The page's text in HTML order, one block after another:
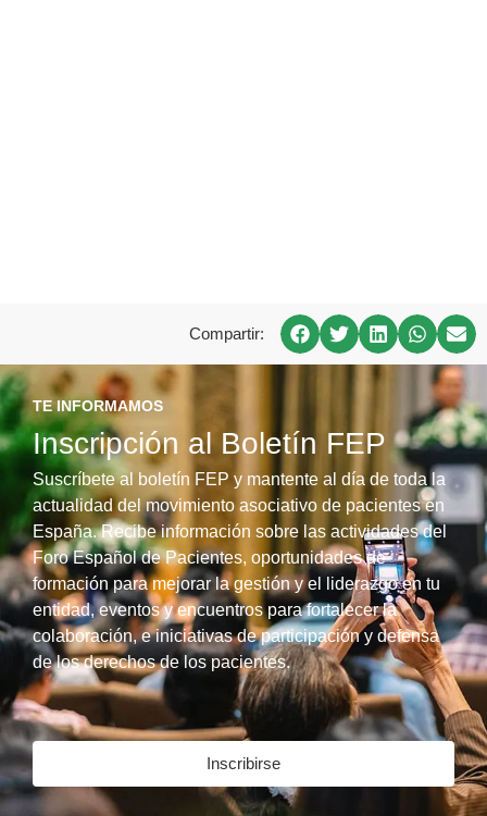
Compartir:
TE INFORMAMOS
Inscripción al Boletín FEP
Suscríbete al boletín FEP y mantente al día de toda la
actualidad del movimiento asociativo de pacientes en
España. Recibe información sobre las actividades del
Foro Español de Pacientes, oportunidades de
formación para mejorar la gestión y el liderazgo en tu
entidad, eventos y encuentros para fortalecer la
colaboración, e iniciativas de participación y defensa
de los derechos de los pacientes.
Inscribirse